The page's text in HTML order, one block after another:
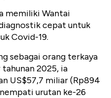
memiliki Wantai
cepat untuk
Covid-19.
sebagai orang terkaya
2025, ia
US$57,7 miliar (Rp894
urutan ke-26